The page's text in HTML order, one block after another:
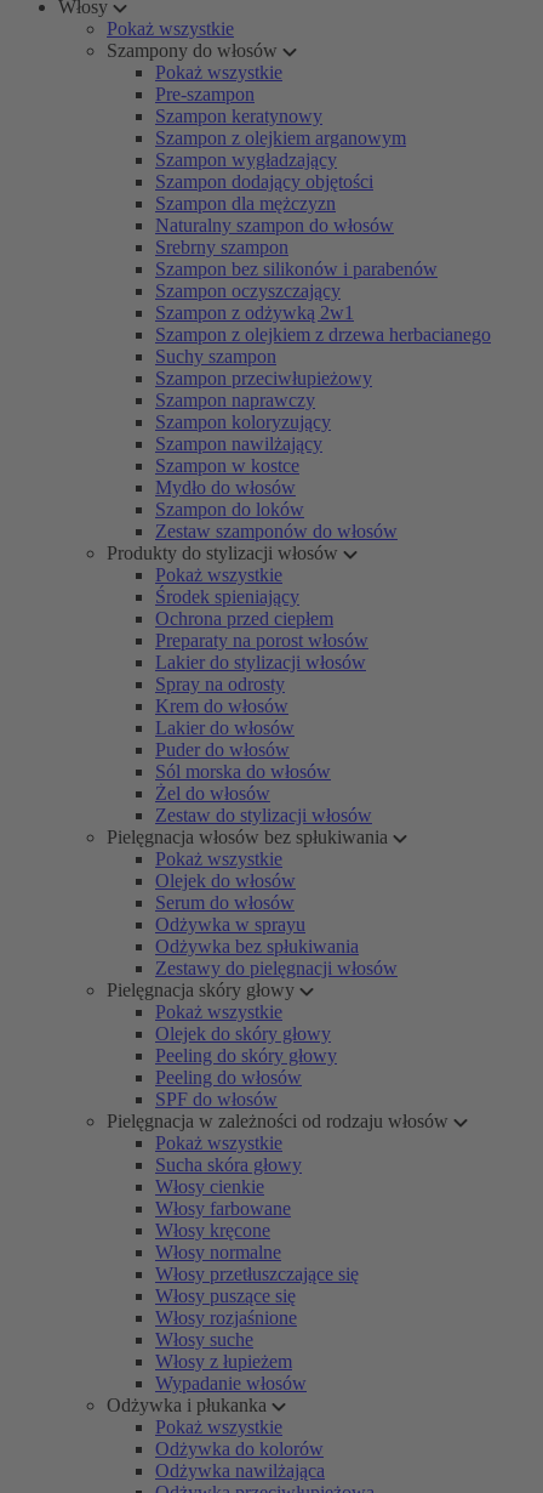
Włosy
Pokaż wszystkie
Szampony do włosów
Pokaż wszystkie
Pre-szampon
Szampon keratynowy
Szampon z olejkiem arganowym
Szampon wygładzający
Szampon dodający objętości
Szampon dla mężczyzn
Naturalny szampon do włosów
Srebrny szampon
Szampon bez silikonów i parabenów
Szampon oczyszczający
Szampon z odżywką 2w1
Szampon z olejkiem z drzewa herbacianego
Suchy szampon
Szampon przeciwłupieżowy
Szampon naprawczy
Szampon koloryzujący
Szampon nawilżający
Szampon w kostce
Mydło do włosów
Szampon do loków
Zestaw szamponów do włosów
Produkty do stylizacji włosów
Pokaż wszystkie
Środek spieniający
Ochrona przed ciepłem
Preparaty na porost włosów
Lakier do stylizacji włosów
Spray na odrosty
Krem do włosów
Lakier do włosów
Puder do włosów
Sól morska do włosów
Żel do włosów
Zestaw do stylizacji włosów
Pielęgnacja włosów bez spłukiwania
Pokaż wszystkie
Olejek do włosów
Serum do włosów
Odżywka w sprayu
Odżywka bez spłukiwania
Zestawy do pielęgnacji włosów
Pielęgnacja skóry głowy
Pokaż wszystkie
Olejek do skóry głowy
Peeling do skóry głowy
Peeling do włosów
SPF do włosów
Pielęgnacja w zależności od rodzaju włosów
Pokaż wszystkie
Sucha skóra głowy
Włosy cienkie
Włosy farbowane
Włosy kręcone
Włosy normalne
Włosy przetłuszczające się
Włosy puszące się
Włosy rozjaśnione
Włosy suche
Włosy z łupieżem
Wypadanie włosów
Odżywka i płukanka
Pokaż wszystkie
Odżywka do kolorów
Odżywka nawilżająca